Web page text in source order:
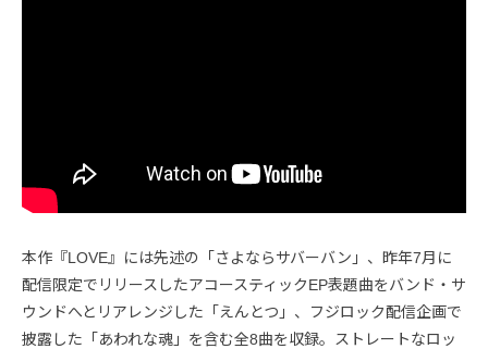
本作『LOVE』には先述の「さよならサバーバン」、昨年7月に
配信限定でリリースしたアコースティックEP表題曲をバンド・サ
ウンドへとリアレンジした「えんとつ」、フジロック配信企画で
披露した「あわれな魂」を含む全8曲を収録。ストレートなロッ